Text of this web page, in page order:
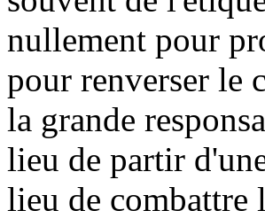
nullement pour
pour renverser le
la grande
lieu de partir
lieu de combattre